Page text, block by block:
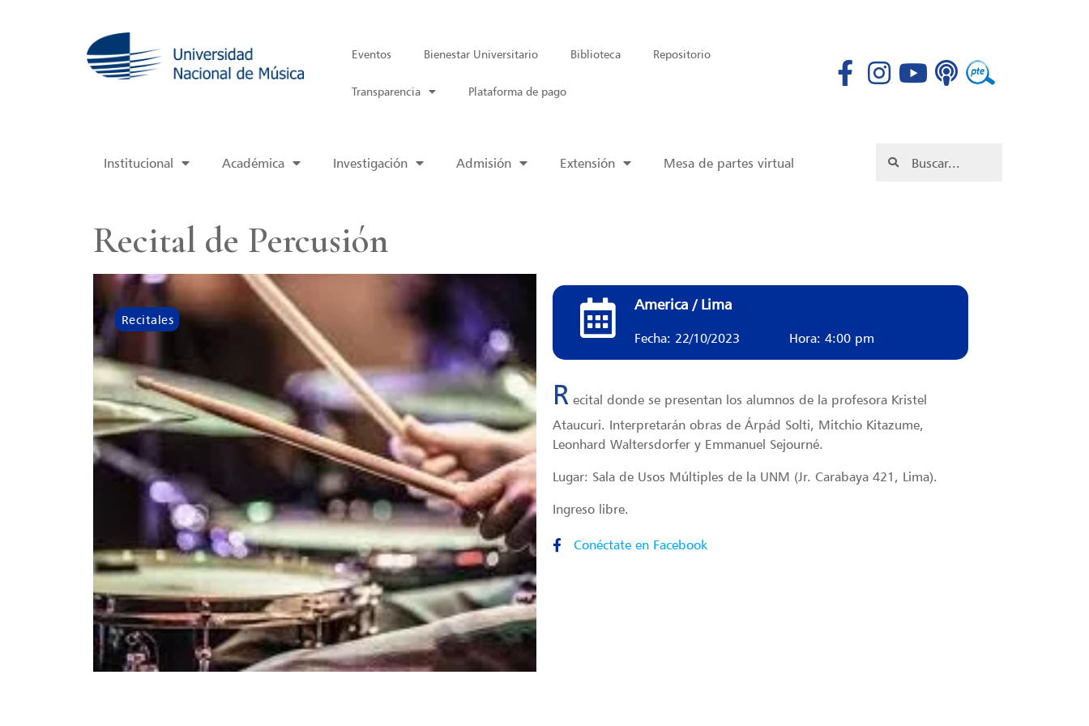
Eventos Bienestar Universitario Biblioteca Repositorio
Transparencia Plataforma de pago
Institucional Académica Investigación Admisión Extensión Mesa de partes virtual
Recital de Percusión
Recitales
America / Lima
Fecha: 22/10/2023 Hora: 4:00 pm
R ecital donde se presentan los alumnos de la profesora Kristel
Ataucuri. Interpretarán obras de Árpád Solti, Mitchio Kitazume,
Leonhard Waltersdorfer y Emmanuel Sejourné.
Lugar: Sala de Usos Múltiples de la UNM (Jr. Carabaya 421, Lima).
Ingreso libre.
Conéctate en Facebook